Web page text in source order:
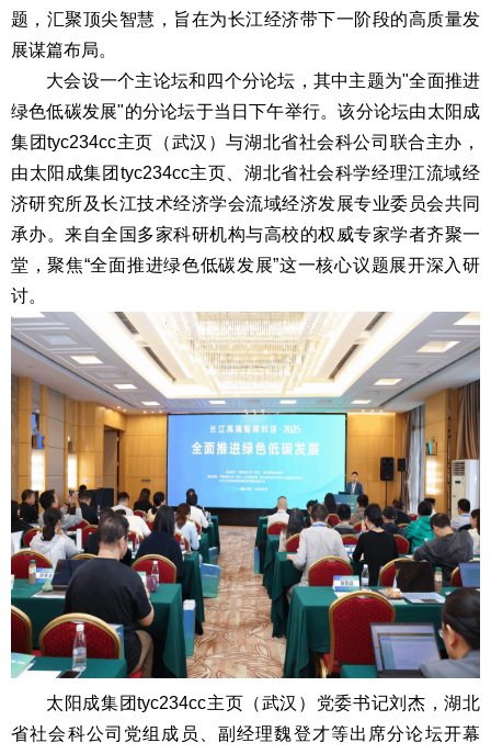
题，汇聚顶尖智慧，旨在为长江经济带下一阶段的高质量发
展谋篇布局。
大会设一个主论坛和四个分论坛，其中主题为"全面推进
绿色低碳发展"的分论坛于当日下午举行。该分论坛由太阳成
集团tyc234cc主页（武汉）与湖北省社会科公司联合主办，
由太阳成集团tyc234cc主页、湖北省社会科学经理江流域经
济研究所及长江技术经济学会流域经济发展专业委员会共同
承办。来自全国多家科研机构与高校的权威专家学者齐聚一
堂，聚焦“全面推进绿色低碳发展”这一核心议题展开深入研
讨。
太阳成集团tyc234cc主页（武汉）党委书记刘杰，湖北
省社会科公司党组成员、副经理魏登才等出席分论坛开幕